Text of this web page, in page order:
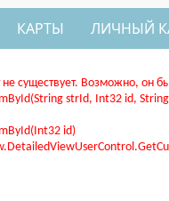
КАРТЫ ЛИЧНЫЙ
существует. Возможно, он
strId, Int32 id,
id)